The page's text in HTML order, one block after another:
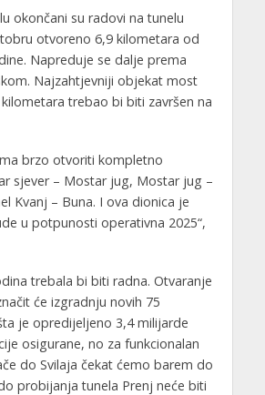
okončani su radovi na tunelu
otvoreno 6,9 kilometara od
Napreduje se dalje prema
Najzahtjevniji objekat most
trebao bi biti završen na
brzo otvoriti kompletno
sjever – Mostar jug, Mostar jug –
Kvanj – Buna. I ova dionica je
u potpunosti operativna 2025“,
trebala bi biti radna. Otvaranje
će izgradnju novih 75
je opredijeljeno 3,4 milijarde
osigurane, no za funkcionalan
do Svilaja čekat ćemo barem do
probijanja tunela Prenj neće biti